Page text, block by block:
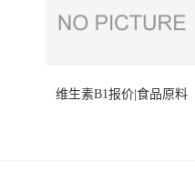
维生素B1报价|食品原料